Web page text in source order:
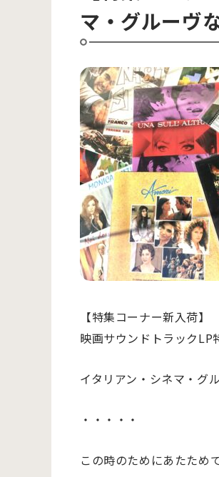
マ・グルーヴ
【特集コーナー新入荷】
映画サウンドトラックLP
イタリアン・シネマ・グ
・・・・・
この時のためにあたため